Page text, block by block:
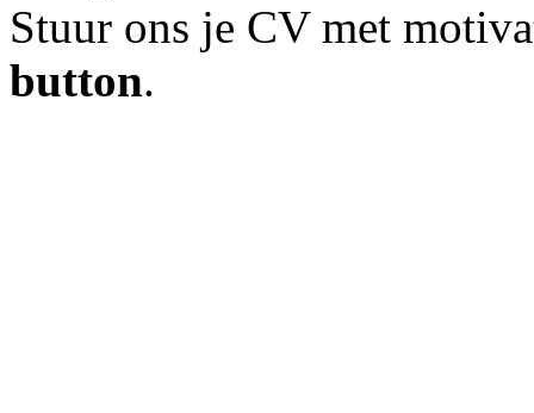
Stuur ons je CV met
button.